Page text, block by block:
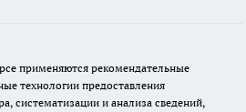
применяются рекомендательные
технологии предоставления
систематизации и анализа сведений,